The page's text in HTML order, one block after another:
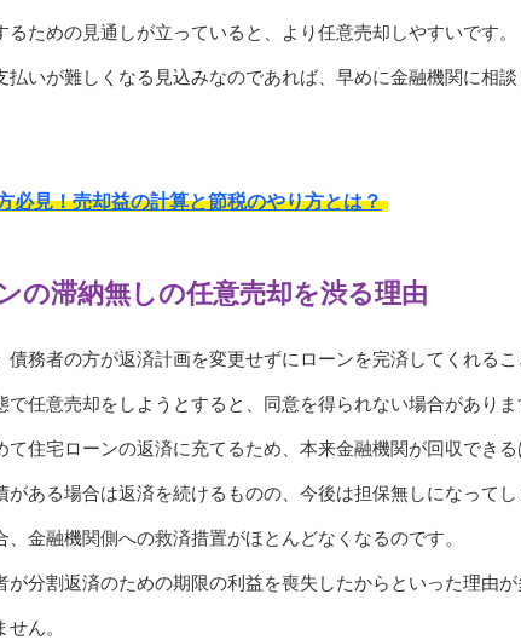
ための見通しが立っていると、より任意売却しやすいです。
いが難しくなる見込みなのであれば、早めに金融機関に相
必見！売却益の計算と節税のやり方とは？
の滞納無しの任意売却を渋る理由
務者の方が返済計画を変更せずにローンを完済してくれるこ
任意売却をしようとすると、同意を得られない場合がありま
住宅ローンの返済に充てるため、本来金融機関が回収できる
ある場合は返済を続けるものの、今後は担保無しになってし
金融機関側への救済措置がほとんどなくなるのです。
分割返済のための期限の利益を喪失したからといった理由
ん。